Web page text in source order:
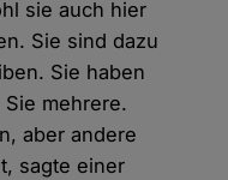
sie auch hier
Sie sind dazu
Sie haben
mehrere.
aber andere
sagte einer